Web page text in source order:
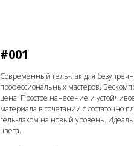
#001
Современный гель-лак для
профессиональных мастеров.
цена. Простое нанесение и
материала в сочетании с достаточно
гель-лаком на новый уровень.
цвета.